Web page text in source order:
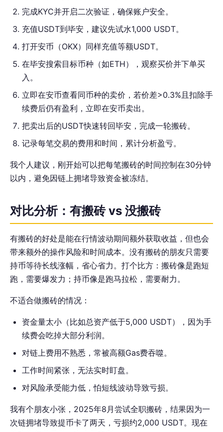
完成KYC并开启二次验证，确保账户安全。
充值USDT到毕安，建议先试水1,000 USDT。
打开安币（OKX）同样充值等额USDT。
在毕安搜索目标币种（如ETH），观察买价并下单买
入。
立即在安币查看同币种的卖价，若价差>0.3%且扣除手
续费后仍有盈利，立即在安币卖出。
把卖出后的USDT快速转回毕安，完成一轮搬砖。
记录每笔交易的费用和时间，累计分析盈亏。
我个人建议，刚开始可以把每笔搬砖的时间控制在30分钟
以内，避免因链上拥堵导致资金被冻结。
对比分析：有搬砖 vs 没搬砖
有搬砖的好处是能在行情波动期间额外获取收益，但也会
带来额外的操作风险和时间成本。没有搬砖的朋友只需要
持币等待长线涨幅，省心省力。打个比方：搬砖像是跑短
跑，需要爆发力；持币像是跑马拉松，需要耐力。
不适合做搬砖的情况：
资金量太小（比如总资产低于5,000 USDT），因为手
续费会吃掉大部分利润。
对链上费用不熟悉，常被高额Gas费吞噬。
工作时间紧张，无法实时盯盘。
对风险承受能力低，怕短线波动导致亏损。
我有个朋友小张，2025年8月尝试全职搬砖，结果因为一
次链拥堵导致提币卡了两天，亏损约2,000 USDT。现在